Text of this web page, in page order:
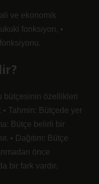
ve ekonomik
fonksiyon, •
bütçesinin özellikleri
• Tahmin: Bütçede yer
Bütçe belirli bir
• Dağıtım: Bütçe
önce
bir fark vardır.